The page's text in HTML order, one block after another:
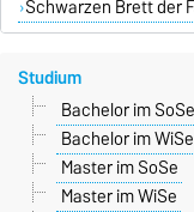
Schwarzen Brett der
Studium
Bachelor im SoSe
Bachelor im WiSe
Master im SoSe
Master im WiSe